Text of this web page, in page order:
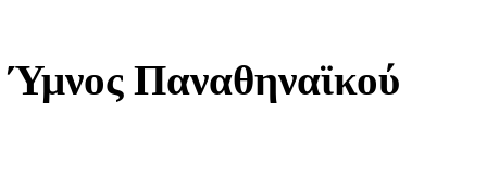
Ύμνος Παναθηναϊκού